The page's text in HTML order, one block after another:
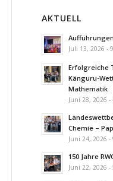
AKTUELL
Juli 13, 2026 -
Erfolgreiche
Känguru-
Mathematik
Juni 28, 2026 -
Chemie –
Juni 24, 2026 -
150 Jahre
Juni 22, 2026 -